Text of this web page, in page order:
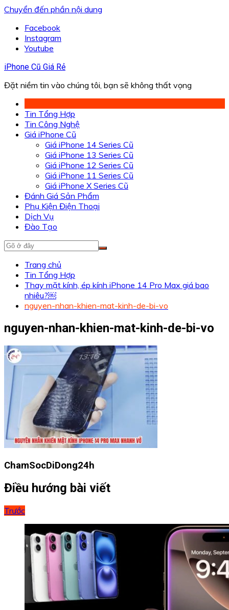
Chuyển đến phần nội dung
Facebook
Instagram
Youtube
iPhone Cũ Giá Rẻ
Đặt niềm tin vào chúng tôi, bạn sẽ không thất vọng
Tin Tổng Hợp
Tin Công Nghệ
Giá iPhone Cũ
Giá iPhone 14 Series Cũ
Giá iPhone 13 Series Cũ
Giá iPhone 12 Series Cũ
Giá iPhone 11 Series Cũ
Giá iPhone X Series Cũ
Đánh Giá Sản Phẩm
Phụ Kiện Điện Thoại
Dịch Vụ
Đào Tạo
Trang chủ
Tin Tổng Hợp
Thay mặt kính, ép kính iPhone 14 Pro Max giá bao
nhiêu?￼
nguyen-nhan-khien-mat-kinh-de-bi-vo
nguyen-nhan-khien-mat-kinh-de-bi-vo
ChamSocDiDong24h
Điều hướng bài viết
Trước